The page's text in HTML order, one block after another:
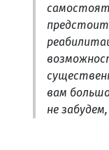
вам
не